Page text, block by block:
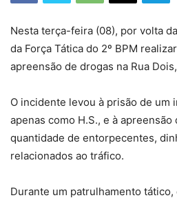
Nesta terça-feira (08), por volta
da Força Tática do 2º BPM
apreensão de drogas na Rua
O incidente levou à prisão de um
apenas como H.S., e à
quantidade de entorpecentes,
relacionados ao tráfico.
Durante um patrulhamento